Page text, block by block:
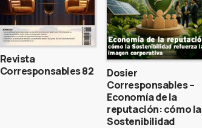
Revista
Corresponsables 82
Dosier
Corresponsables –
Economía de la
reputación: cómo la
Sostenibilidad